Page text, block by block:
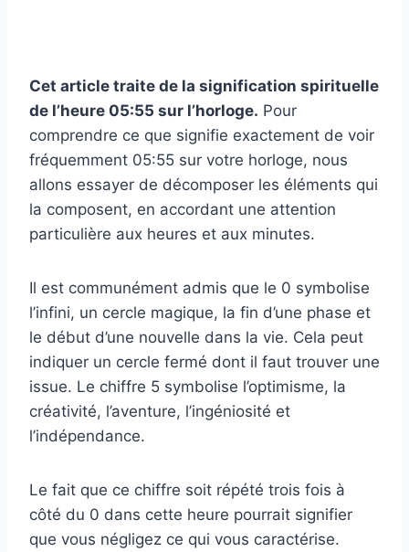
Cet article traite de la signification spirituelle
de l’heure 05:55 sur l’horloge. Pour
comprendre ce que signifie exactement de voir
fréquemment 05:55 sur votre horloge, nous
allons essayer de décomposer les éléments qui
la composent, en accordant une attention
particulière aux heures et aux minutes.
Il est communément admis que le 0 symbolise
l’infini, un cercle magique, la fin d’une phase et
le début d’une nouvelle dans la vie. Cela peut
indiquer un cercle fermé dont il faut trouver une
issue. Le chiffre 5 symbolise l’optimisme, la
créativité, l’aventure, l’ingéniosité et
l’indépendance.
Le fait que ce chiffre soit répété trois fois à
côté du 0 dans cette heure pourrait signifier
que vous négligez ce qui vous caractérise.